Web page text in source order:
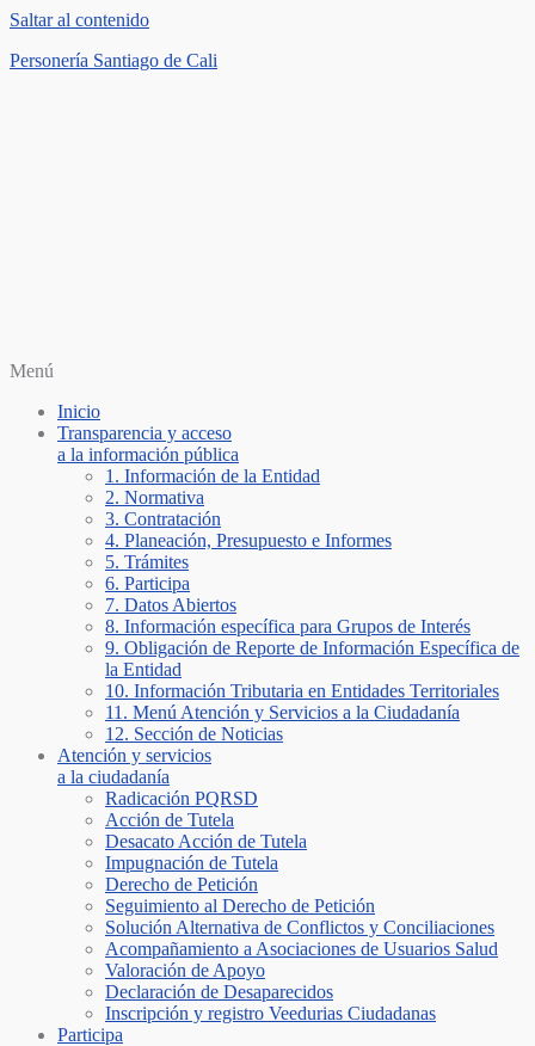
Saltar al contenido
Personería Santiago de Cali
Menú
Inicio
Transparencia y acceso
a la información pública
1. Información de la Entidad
2. Normativa
3. Contratación
4. Planeación, Presupuesto e Informes
5. Trámites
6. Participa
7. Datos Abiertos
8. Información específica para Grupos de Interés
9. Obligación de Reporte de Información Específica de
la Entidad
10. Información Tributaria en Entidades Territoriales
11. Menú Atención y Servicios a la Ciudadanía
12. Sección de Noticias
Atención y servicios
a la ciudadanía
Radicación PQRSD
Acción de Tutela
Desacato Acción de Tutela
Impugnación de Tutela
Derecho de Petición
Seguimiento al Derecho de Petición
Solución Alternativa de Conflictos y Conciliaciones
Acompañamiento a Asociaciones de Usuarios Salud
Valoración de Apoyo
Declaración de Desaparecidos
Inscripción y registro Veedurias Ciudadanas
Participa